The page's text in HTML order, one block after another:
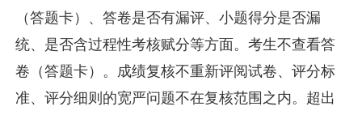
（答题卡）、答卷是否有漏评、小题得分是否漏
统、是否含过程性考核赋分等方面。考生不查看答
卷（答题卡）。成绩复核不重新评阅试卷、评分标
准、评分细则的宽严问题不在复核范围之内。超出